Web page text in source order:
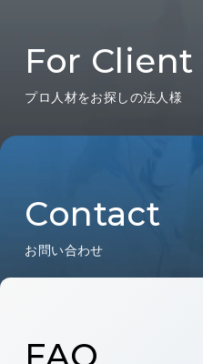
For Client
プロ人材をお探しの法人様
Contact
お問い合わせ
FAQ